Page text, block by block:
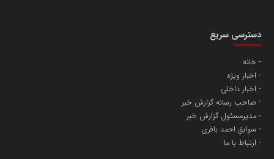
پایگاه اطلاع رسانی اعتلای نهادهای مردمی
آهن و فولاد غدیر ایرانیان
تامین آهن اسفنجی تولیدکنندگان فولاد در کشور
مسعودصادقی
دسترسی سریع
خانه
اخبار ویژه
اخبار داخلی
صاحب رسانه گزارش خبر
مدیرمسئول گزارش خبر
سوابق احمد باقری
ارتباط با ما